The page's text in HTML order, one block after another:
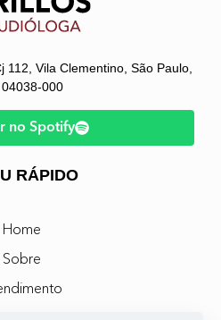
112, Vila Clementino, São Paulo,
04038-000
no Spotify
RÁPIDO
Home
Sobre